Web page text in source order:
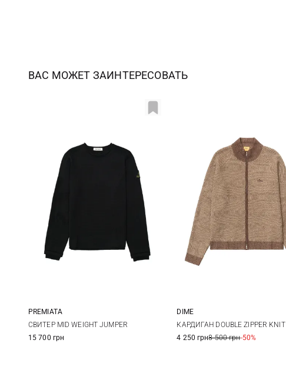
ВАС МОЖЕТ ЗАИНТЕРЕСОВАТЬ
S M L
PREMIATA
СВИТЕР MID WEIGHT JUMPER
15 700 грн
S M L
DIME
КАРДИГАН DOUBLE ZIPPER KNIT
4 250 грн8 500 грн-50%